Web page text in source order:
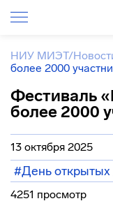
НИУ МИЭТ/
более 2000
Фестиваль
более 2000
13 октября 2025
#День открытых
4251 просмотр